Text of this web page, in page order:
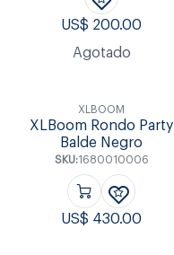
US$ 200.00
Agotado
XLBOOM
XLBoom Rondo Party
Balde Negro
SKU:1680010006
US$ 430.00